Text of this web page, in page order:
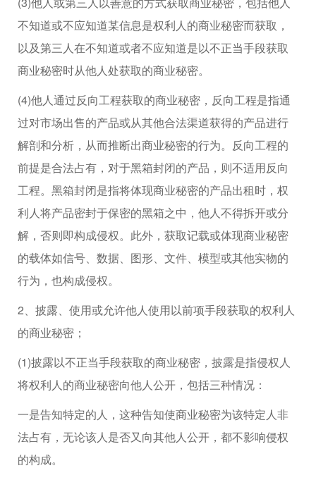
不知道或不应知道某信息是权利人的商业秘密而获取，
以及第三人在不知道或者不应知道是以不正当手段获取
商业秘密时从他人处获取的商业秘密。
(4)他人通过反向工程获取的商业秘密，反向工程是指通
过对市场出售的产品或从其他合法渠道获得的产品进行
解剖和分析，从而推断出商业秘密的行为。反向工程的
前提是合法占有，对于黑箱封闭的产品，则不适用反向
工程。黑箱封闭是指将体现商业秘密的产品出租时，权
利人将产品密封于保密的黑箱之中，他人不得拆开或分
解，否则即构成侵权。此外，获取记载或体现商业秘密
的载体如信号、数据、图形、文件、模型或其他实物的
行为，也构成侵权。
2、披露、使用或允许他人使用以前项手段获取的权利人
的商业秘密；
(1)披露以不正当手段获取的商业秘密，披露是指侵权人
将权利人的商业秘密向他人公开，包括三种情况：
一是告知特定的人，这种告知使商业秘密为该特定人非
法占有，无论该人是否又向其他人公开，都不影响侵权
的构成。